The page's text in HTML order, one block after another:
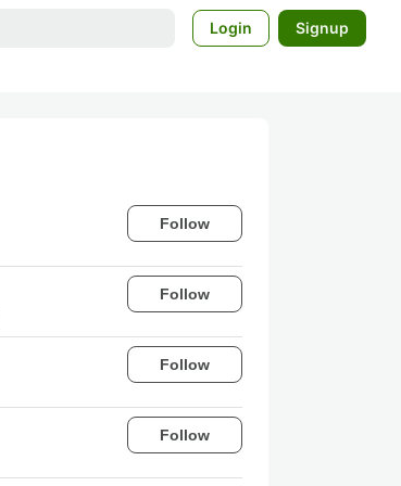
Login Signup
Follow
Follow
Follow
Follow